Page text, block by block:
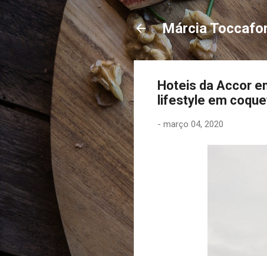
Márcia
Hoteis da Accor
lifestyle em
- março 04, 2020